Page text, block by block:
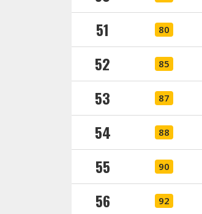
51 80
52 85
53 87
54 88
55 90
56 92